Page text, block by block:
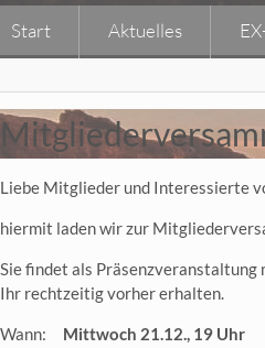
Start Aktuelles
Liebe Mitglieder und Interessierte
hiermit laden wir zur
Sie findet als
Ihr rechtzeitig vorher erhalten.
Wann: Mittwoch 21.12., 19 Uhr